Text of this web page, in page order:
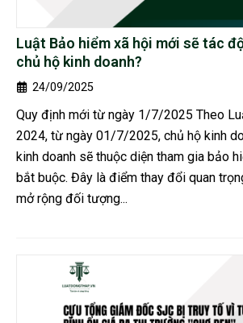
Luật Bảo hiểm xã hội mới sẽ tác
chủ hộ kinh doanh?
24/09/2025
Quy định mới từ ngày 1/7/2025 Theo
2024, từ ngày 01/7/2025, chủ hộ kinh
kinh doanh sẽ thuộc diện tham gia bảo
bắt buộc. Đây là điểm thay đổi quan
mở rộng đối tượng...